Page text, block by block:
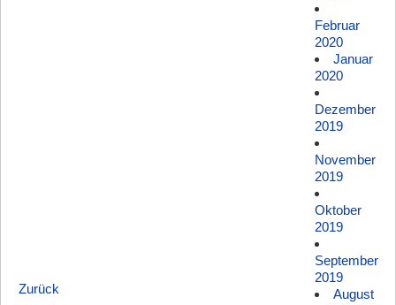
Zurück
Februar
2020
Januar
2020
Dezember
2019
November
2019
Oktober
2019
September
2019
August